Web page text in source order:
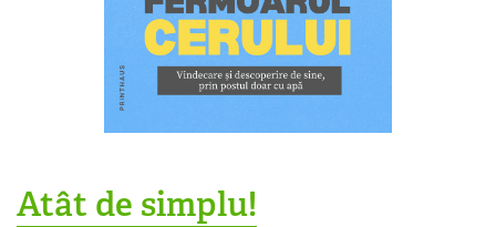
Atât de simplu!